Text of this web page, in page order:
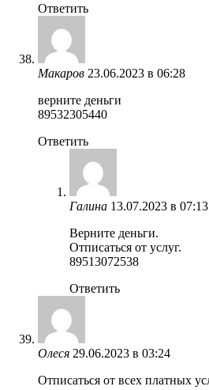
Ответить
Макаров 23.06.2023 в 06:28
верните деньги
89532305440
Ответить
Галина 13.07.2023 в 07:13
Верните деньги.
Отписаться от услуг.
89513072538
Ответить
Олеся 29.06.2023 в 03:24
Отписаться от всех платных